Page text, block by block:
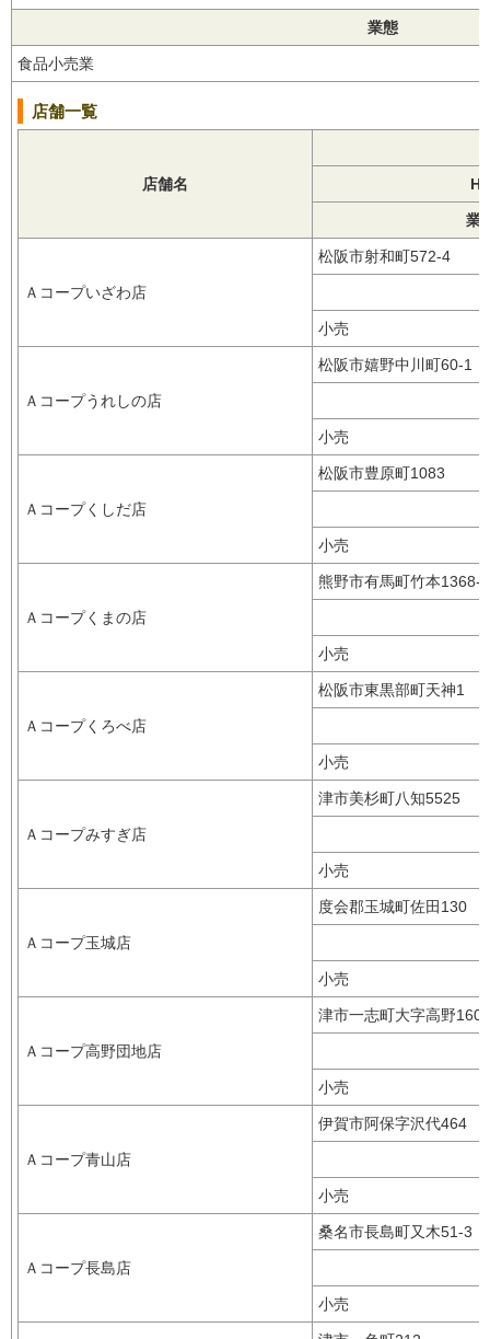
業態
食品小売業
店舗一覧
店舗名
業
Ａコープいざわ店
松阪市射和町572-4
小売
Ａコープうれしの店
松阪市嬉野中川町60-1
小売
Ａコープくしだ店
松阪市豊原町1083
小売
Ａコープくまの店
熊野市有馬町竹本
小売
Ａコープくろべ店
松阪市東黒部町天神1
小売
Ａコープみすぎ店
津市美杉町八知5525
小売
Ａコープ玉城店
度会郡玉城町佐田130
小売
Ａコープ高野団地店
津市一志町大字高野
小売
Ａコープ青山店
伊賀市阿保字沢代464
小売
Ａコープ長島店
桑名市長島町又木51-3
小売